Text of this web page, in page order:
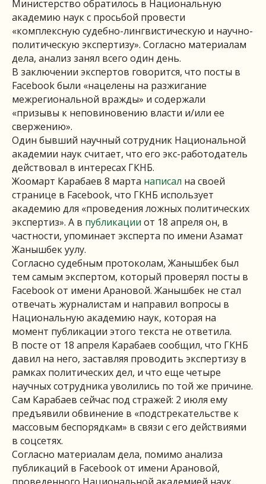
Министерство обратилось в Национальную
академию наук с просьбой провести
«комплексную судебно-лингвистическую и научно-
политическую экспертизу». Согласно материалам
дела, анализ занял всего один день.
В заключении экспертов говорится, что посты в
Facebook были «нацелены на разжигание
межрегиональной вражды» и содержали
«призывы к неповиновению власти и/или ее
свержению».
Один бывший научный сотрудник Национальной
академии наук считает, что его экс-работодатель
действовал в интересах ГКНБ.
Жоомарт Карабаев 8 марта написал на своей
странице в Facebook, что ГКНБ использует
академию для «проведения ложных политических
экспертиз». А в публикации от 18 апреля он, в
частности, упоминает эксперта по имени Азамат
Жанышбек уулу.
Согласно судебным протоколам, Жанышбек был
тем самым экспертом, который проверял посты в
Facebook от имени Арановой. Жанышбек не стал
отвечать журналистам и направил вопросы в
Национальную академию наук, которая на
момент публикации этого текста не ответила.
В посте от 18 апреля Карабаев сообщил, что ГКНБ
давил на него, заставляя проводить экспертизу в
рамках политических дел, и что еще четыре
научных сотрудника уволились по той же причине.
Сам Карабаев сейчас под стражей: 2 июля ему
предъявили обвинение в «подстрекательстве к
массовым беспорядкам» в связи с его действиями
в соцсетях.
Согласно материалам дела, помимо анализа
публикаций в Facebook от имени Арановой,